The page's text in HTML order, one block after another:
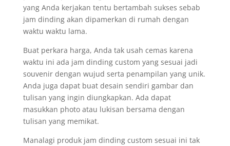
yang Anda kerjakan tentu bertambah sukses sebab
jam dinding akan dipamerkan di rumah dengan
waktu waktu lama.
Buat perkara harga, Anda tak usah cemas karena
waktu ini ada jam dinding custom yang sesuai jadi
souvenir dengan wujud serta penampilan yang unik.
Anda juga dapat buat desain sendiri gambar dan
tulisan yang ingin diungkapkan. Ada dapat
masukkan photo atau lukisan bersama dengan
tulisan yang memikat.
Manalagi produk jam dinding custom sesuai ini tak